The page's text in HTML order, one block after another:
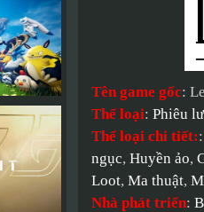
Tên game gốc:
Thể loại: Phiêu
Thể loại chi tiết:
ngục, Huyền ảo,
Loot, Ma thuật,
Nhà phát triển: